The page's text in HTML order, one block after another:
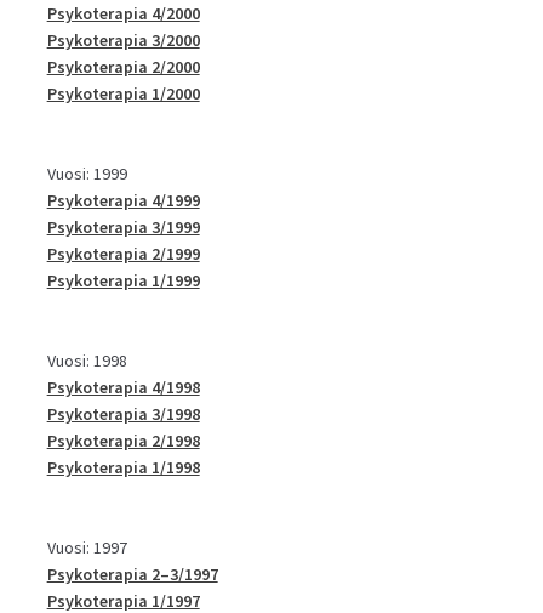
Psykoterapia 4/2000
Psykoterapia 3/2000
Psykoterapia 2/2000
Psykoterapia 1/2000
Vuosi: 1999
Psykoterapia 4/1999
Psykoterapia 3/1999
Psykoterapia 2/1999
Psykoterapia 1/1999
Vuosi: 1998
Psykoterapia 4/1998
Psykoterapia 3/1998
Psykoterapia 2/1998
Psykoterapia 1/1998
Vuosi: 1997
Psykoterapia 2–3/1997
Psykoterapia 1/1997